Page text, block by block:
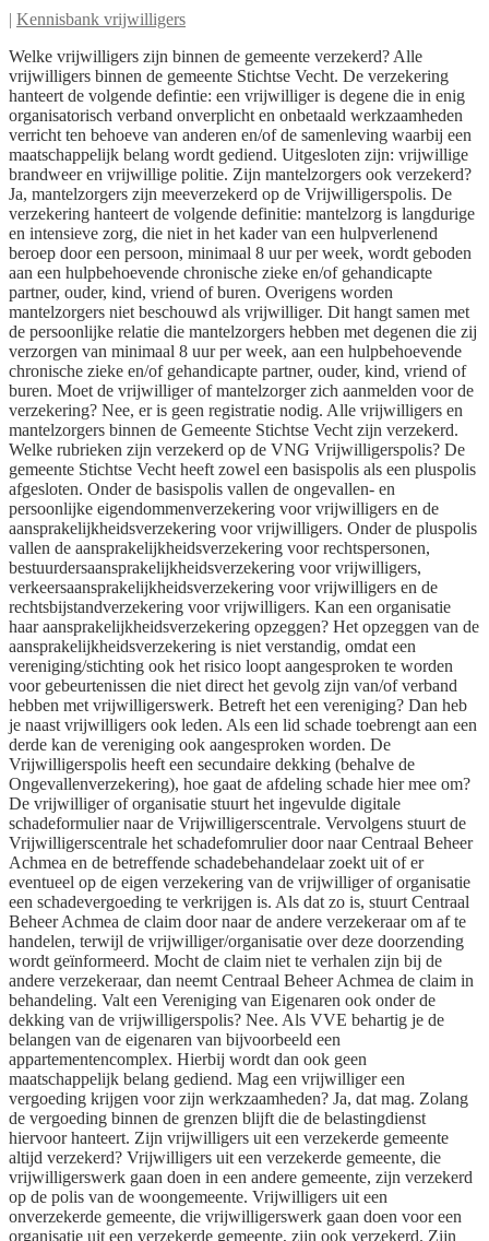
| Kennisbank vrijwilligers
Welke vrijwilligers zijn binnen de gemeente verzekerd? Alle
vrijwilligers binnen de gemeente Stichtse Vecht. De verzekering
hanteert de volgende defintie: een vrijwilliger is degene die in enig
organisatorisch verband onverplicht en onbetaald werkzaamheden
verricht ten behoeve van anderen en/of de samenleving waarbij een
maatschappelijk belang wordt gediend. Uitgesloten zijn: vrijwillige
brandweer en vrijwillige politie. Zijn mantelzorgers ook verzekerd?
Ja, mantelzorgers zijn meeverzekerd op de Vrijwilligerspolis. De
verzekering hanteert de volgende definitie: mantelzorg is langdurige
en intensieve zorg, die niet in het kader van een hulpverlenend
beroep door een persoon, minimaal 8 uur per week, wordt geboden
aan een hulpbehoevende chronische zieke en/of gehandicapte
partner, ouder, kind, vriend of buren. Overigens worden
mantelzorgers niet beschouwd als vrijwilliger. Dit hangt samen met
de persoonlijke relatie die mantelzorgers hebben met degenen die zij
verzorgen van minimaal 8 uur per week, aan een hulpbehoevende
chronische zieke en/of gehandicapte partner, ouder, kind, vriend of
buren. Moet de vrijwilliger of mantelzorger zich aanmelden voor de
verzekering? Nee, er is geen registratie nodig. Alle vrijwilligers en
mantelzorgers binnen de Gemeente Stichtse Vecht zijn verzekerd.
Welke rubrieken zijn verzekerd op de VNG Vrijwilligerspolis? De
gemeente Stichtse Vecht heeft zowel een basispolis als een pluspolis
afgesloten. Onder de basispolis vallen de ongevallen- en
persoonlijke eigendommenverzekering voor vrijwilligers en de
aansprakelijkheidsverzekering voor vrijwilligers. Onder de pluspolis
vallen de aansprakelijkheidsverzekering voor rechtspersonen,
bestuurdersaansprakelijkheidsverzekering voor vrijwilligers,
verkeersaansprakelijkheidsverzekering voor vrijwilligers en de
rechtsbijstandverzekering voor vrijwilligers. Kan een organisatie
haar aansprakelijkheidsverzekering opzeggen? Het opzeggen van de
aansprakelijkheidsverzekering is niet verstandig, omdat een
vereniging/stichting ook het risico loopt aangesproken te worden
voor gebeurtenissen die niet direct het gevolg zijn van/of verband
hebben met vrijwilligerswerk. Betreft het een vereniging? Dan heb
je naast vrijwilligers ook leden. Als een lid schade toebrengt aan een
derde kan de vereniging ook aangesproken worden. De
Vrijwilligerspolis heeft een secundaire dekking (behalve de
Ongevallenverzekering), hoe gaat de afdeling schade hier mee om?
De vrijwilliger of organisatie stuurt het ingevulde digitale
schadeformulier naar de Vrijwilligerscentrale. Vervolgens stuurt de
Vrijwilligerscentrale het schadefomrulier door naar Centraal Beheer
Achmea en de betreffende schadebehandelaar zoekt uit of er
eventueel op de eigen verzekering van de vrijwilliger of organisatie
een schadevergoeding te verkrijgen is. Als dat zo is, stuurt Centraal
Beheer Achmea de claim door naar de andere verzekeraar om af te
handelen, terwijl de vrijwilliger/organisatie over deze doorzending
wordt geïnformeerd. Mocht de claim niet te verhalen zijn bij de
andere verzekeraar, dan neemt Centraal Beheer Achmea de claim in
behandeling. Valt een Vereniging van Eigenaren ook onder de
dekking van de vrijwilligerspolis? Nee. Als VVE behartig je de
belangen van de eigenaren van bijvoorbeeld een
appartementencomplex. Hierbij wordt dan ook geen
maatschappelijk belang gediend. Mag een vrijwilliger een
vergoeding krijgen voor zijn werkzaamheden? Ja, dat mag. Zolang
de vergoeding binnen de grenzen blijft die de belastingdienst
hiervoor hanteert. Zijn vrijwilligers uit een verzekerde gemeente
altijd verzekerd? Vrijwilligers uit een verzekerde gemeente, die
vrijwilligerswerk gaan doen in een andere gemeente, zijn verzekerd
op de polis van de woongemeente. Vrijwilligers uit een
onverzekerde gemeente, die vrijwilligerswerk gaan doen voor een
organisatie uit een verzekerde gemeente, zijn ook verzekerd. Zijn